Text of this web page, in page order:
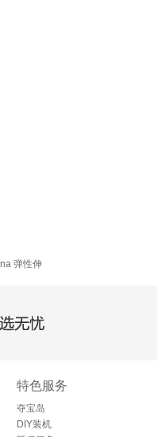
弹性伸
忧
特色服务
夺宝岛
DIY装机